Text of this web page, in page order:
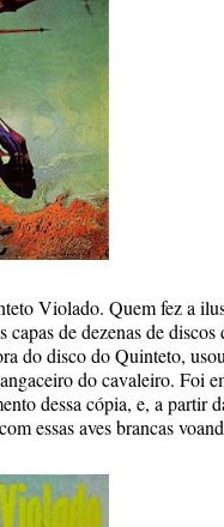
Violado. Quem fez a
de dezenas de discos
do disco do Quinteto,
do cavaleiro. Foi
dessa cópia, e, a partir
essas aves brancas